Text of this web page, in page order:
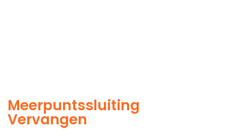
Meerpuntssluiting
Vervangen